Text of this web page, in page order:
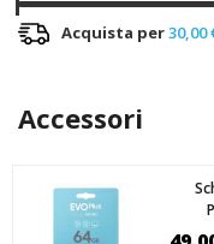
Acquista per30,00
Accessori